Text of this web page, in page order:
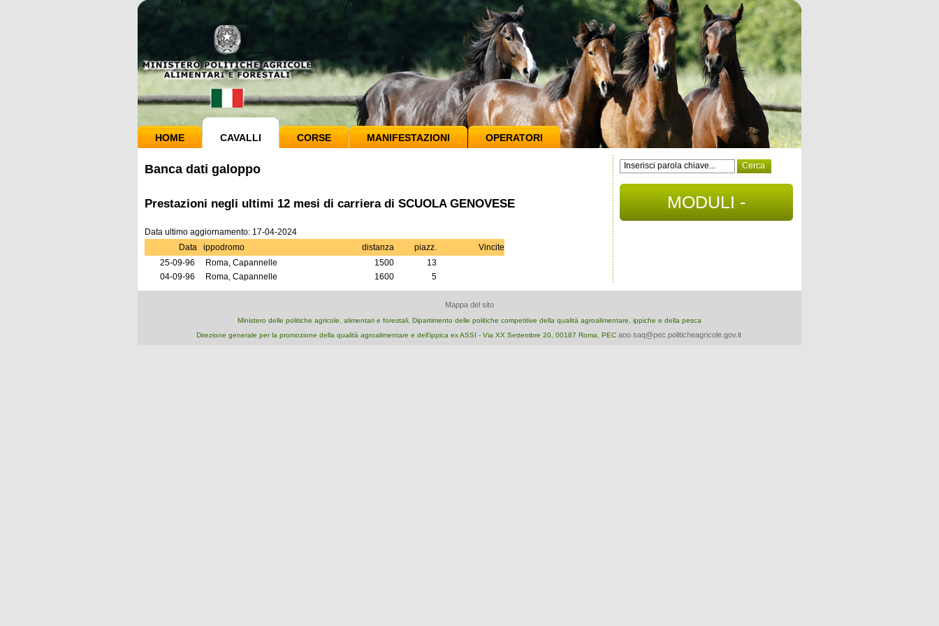
HOME CAVALLI CORSE MANIFESTAZIONI OPERATORI
Banca dati galoppo
Prestazioni negli ultimi 12 mesi di carriera di SCUOLA GENOVESE
Data ultimo aggiornamento: 17-04-2024
Data
ippodromo distanza piazz.
Vincite
25-09-96
Roma, Capannelle 1500
13
04-09-96
Roma, Capannelle 1600 5
MODULI -
Mappa del sito
Ministero delle politiche agricole, alimentari e forestali, Dipartimento delle politiche competitive della qualità agroalimentare, ippiche e della pesca
Direzione generale per la promozione della qualità agroalimentare e dell'ippica ex ASSI - Via XX Settembre 20, 00187 Roma, PEC aoo.saq@pec.politicheagricole.gov.it